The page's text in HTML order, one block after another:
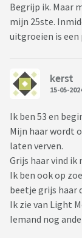
Begrijp ik. Maar
mijn 25ste.
uitgroeien is een
kerst
15-05-
Ik ben 53 en
Mijn haar wordt
laten verven.
Grijs haar vind
Ik ben ook op
beetje grijs haar
Ik zie van Light
Iemand nog